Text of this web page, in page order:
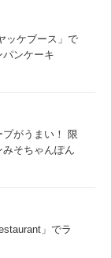
ッケブース」で
パンケーキ
プがうまい！ 限
そちゃんぽん
」でラ